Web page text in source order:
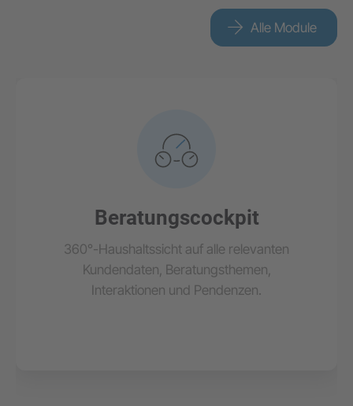
Alle Module
Beratungscockpit
360°-Haushaltssicht auf alle relevanten
Kundendaten, Beratungsthemen,
Interaktionen und Pendenzen.